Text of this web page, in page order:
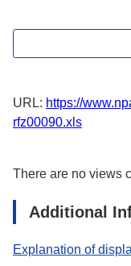
URL: https://
rfz00090.xls
There are no views
Additional
Explanation of